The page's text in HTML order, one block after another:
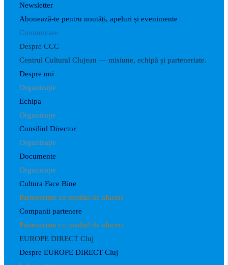
Newsletter
Abonează-te pentru noutăți, apeluri și evenimente
Comunicare
Despre CCC
Centrul Cultural Clujean — misiune, echipă și parteneriate.
Despre noi
Organizație
Echipa
Organizație
Consiliul Director
Organizație
Documente
Organizație
Cultura Face Bine
Parteneriate cu mediul de afaceri
Companii partenere
Parteneriate cu mediul de afaceri
EUROPE DIRECT Cluj
Despre EUROPE DIRECT Cluj